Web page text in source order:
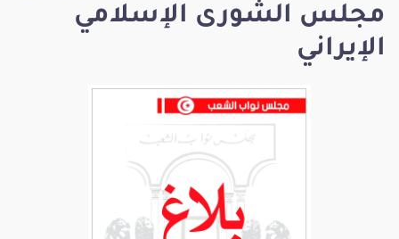
مجلس الشورى الإسلامي
الإيراني